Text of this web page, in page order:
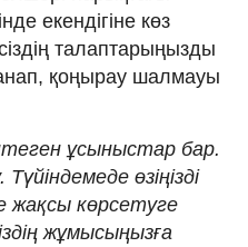
екендігіне көз
талаптарыңызды
қоңырау шалмауы
ұсыныстар бар.
өзіңізді
жақсы көрсетуге
жұмысыңызға